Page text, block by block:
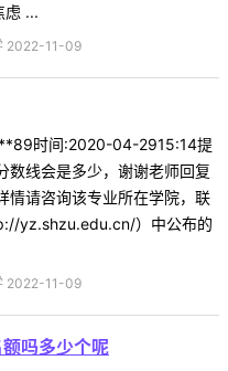
虑 ...
2022-11-09
时间:2020-04-2915:14提
数线会是多少，谢谢老师回复
情请咨询该专业所在学院，联
yz.shzu.edu.cn/）中公布的
2022-11-09
吗多少个呢